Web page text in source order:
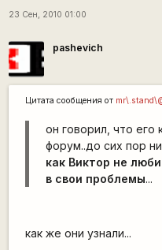
23 Сен, 2010 01:00
pashevich
Цитата сообщения от
он говорил, что его
форум..до сих пор
как Виктор не
в свои проблемы...
как же они узнали...